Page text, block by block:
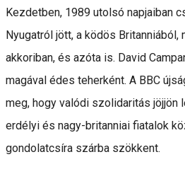
Kezdetben, 1989 utolsó napjaiban
Nyugatról jött, a ködös Britanniából,
akkoriban, és azóta is. David
magával édes teherként. A BBC
meg, hogy valódi szolidaritás jöjjön
erdélyi és nagy-britanniai fiatalok
gondolatcsíra szárba szökkent.